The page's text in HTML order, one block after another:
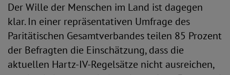
Der Wille der Menschen im Land ist dagegen
klar. In einer repräsentativen Umfrage des
Paritätischen Gesamtverbandes teilen 85 Prozent
der Befragten die Einschätzung, dass die
aktuellen Hartz-IV-Regelsätze nicht ausreichen,